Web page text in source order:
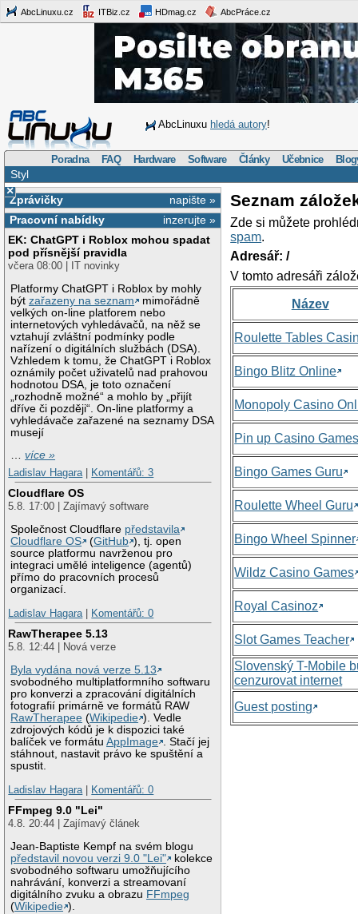
AbcLinuxu.cz ITBiz.cz HDmag.cz AbcPráce.cz
AbcLinuxu hledá autory!
Poradna FAQ Hardware Software Články Učebnice
Styl
×
napište »
Zprávičky
inzerujte »
Pracovní nabídky
EK: ChatGPT i Roblox mohou spadat
pod přísnější pravidla
včera 08:00 | IT novinky
Platformy ChatGPT i Roblox by mohly
býtzařazeny na seznam
mimořádně
velkých on-line platforem nebo
internetových vyhledávačů, na něž se
vztahují zvláštní podmínky podle
nařízení o digitálních službách (DSA).
Vzhledem k tomu, že ChatGPT i Roblox
oznámily počet uživatelů nad prahovou
hodnotou DSA, je toto označení
„rozhodně možné“ a mohlo by „přijít
dříve či později“. On-line platformy a
vyhledávače zařazené na seznamy DSA
musejí
…více »
Ladislav Hagara
Komentářů: 3
Cloudflare OS
5.8. 17:00 | Zajímavý software
Společnost Cloudflare představila
Cloudflare OS
(GitHub ), tj. open
source platformu navrženou pro
integraci umělé inteligence (agentů)
přímo do pracovních procesů
organizací.
Ladislav Hagara
Komentářů: 0
RawTherapee 5.13
5.8. 12:44 | Nová verze
Byla vydána nová verze 5.13
svobodného multiplatformního softwaru
pro konverzi a zpracování digitálních
fotografií primárně ve formátů RAW
RawTherapee (Wikipedie ). Vedle
zdrojových kódů je k dispozici také
balíček ve formátuAppImage . Stačí jej
stáhnout, nastavit právo ke spuštění a
spustit.
Ladislav Hagara
Komentářů: 0
FFmpeg 9.0 "Lei"
4.8. 20:44 | Zajímavý článek
Jean-Baptiste Kempf na svém blogu
představil novou verzi 9.0 "Lei"
kolekce
svobodného softwaru umožňujícího
nahrávání, konverzi a streamovaní
digitálního zvuku a obrazu FFmpeg
(Wikipedie ).
Seznam
Zde si můžete
spam.
Adresář: /
V tomto adresáři
Název
Roulette Tables
Bingo Blitz Online
Monopoly Casino
Pin up Casino
Bingo Games Guru
Roulette Wheel Guru
Bingo Wheel Spinner
Wildz Casino Games
Royal Casinoz
Slot Games Teacher
Slovenský T-Mobile
cenzurovat internet
Guest posting